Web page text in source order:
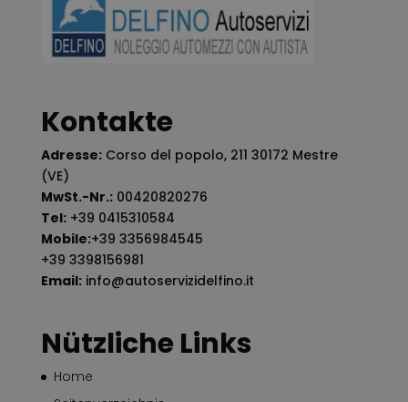
Kontakte
Adresse:Corso del popolo, 211 30172 Mestre
(VE)
MwSt.-Nr.:00420820276
Tel: +39 0415310584
Mobile:+39 3356984545
+39 3398156981
Email: info@autoservizidelfino.it
Nützliche Links
Home